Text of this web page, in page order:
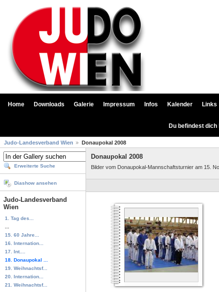
Home Downloads Galerie Impressum Infos Kalender Links
Du befindest
Judo-Landesverband Wien Donaupokal 2008
Erweiterte Suche
Diashow ansehen
Judo-Landesverband
Wien
1. Tag des...
15. 60 Jahre...
16. Internation...
17. Int....
18. Donaupokal ...
19. Weihnachtsf...
20. Internation...
21. Weihnachtsf...
Donaupokal 2008
Bilder vom Donaupokal-Mannschaftsturnier am 15.